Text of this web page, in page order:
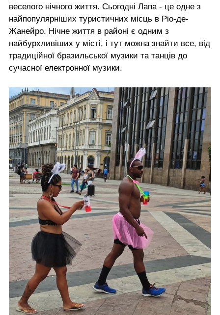
веселого нічного життя. Сьогодні Лапа - це одне з
найпопулярніших туристичних місць в Ріо-де-
Жанейро. Нічне життя в районі є одним з
найбурхливіших у місті, і тут можна знайти все, від
традиційної бразильської музики та танців до
сучасної електронної музики.